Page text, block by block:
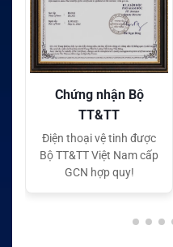
cấp
Chứng nhận
Điện thoại vệ tinh
chuẩn chất